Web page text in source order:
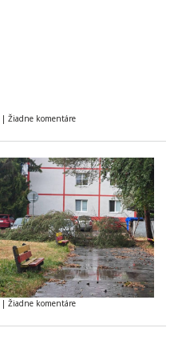
| Žiadne komentáre
| Žiadne komentáre